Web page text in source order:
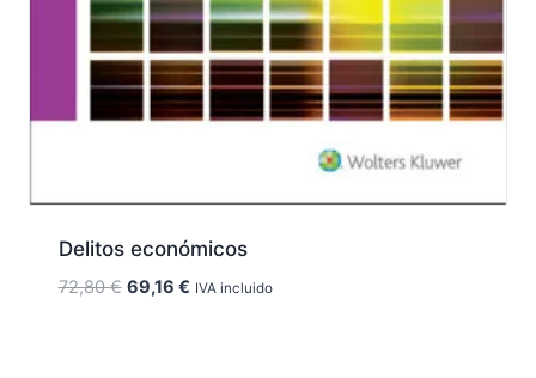
Delitos económicos
72,80€ El
69,16 €ElIVA incluido